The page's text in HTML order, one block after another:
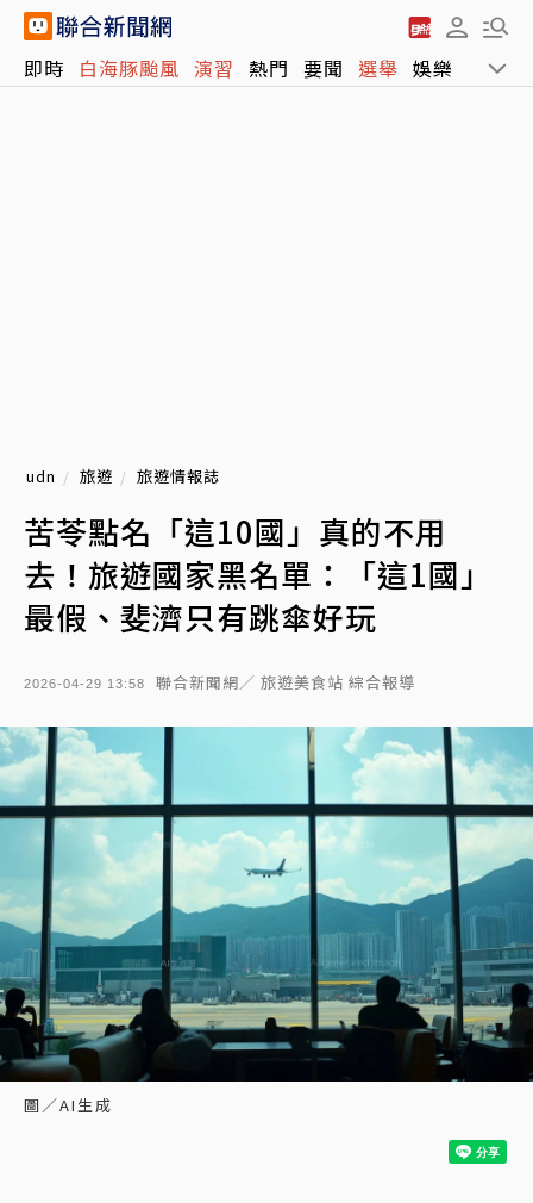
即時 白海豚颱風 演習 熱門 要聞 選舉 娛樂 運動
udn 旅遊 旅遊情報誌
苦苓點名「這10國」真的不用
去！旅遊國家黑名單：「這1國」
最假、斐濟只有跳傘好玩
2026-04-29 13:58 聯合新聞網／ 旅遊美食站 綜合報導
圖／AI生成